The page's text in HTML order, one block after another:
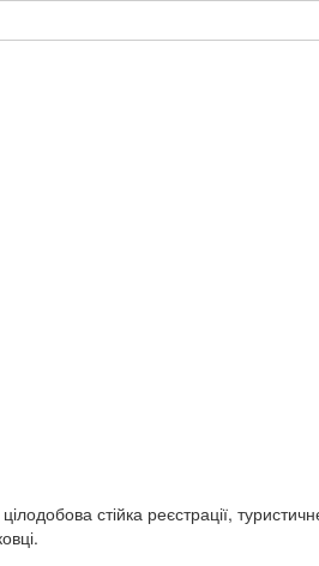
стійка реєстрації,